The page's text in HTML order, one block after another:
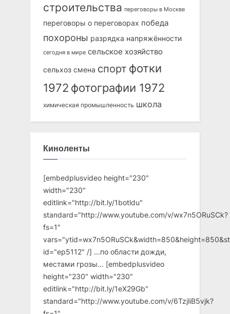
строительства переговоры в Москве
переговоры о переговорах победа
похороны разрядка напряжённости
сегодня в мире сельское хозяйство
сельхоз смена спорт фотки
1972 фотографии 1972
химическая промышленность школа
Киноленты
[embedplusvideo height="230"
width="230"
editlink="http://bit.ly/1botldu"
standard="http://www.youtube.com/v/wx7n5ORuSCk?
fs=1"
id="ep5112" /] ...по области дожди,
местами грозы... [embedplusvideo
height="230" width="230"
editlink="http://bit.ly/1eX29Gb"
standard="http://www.youtube.com/v/6TzjliB5vjk?